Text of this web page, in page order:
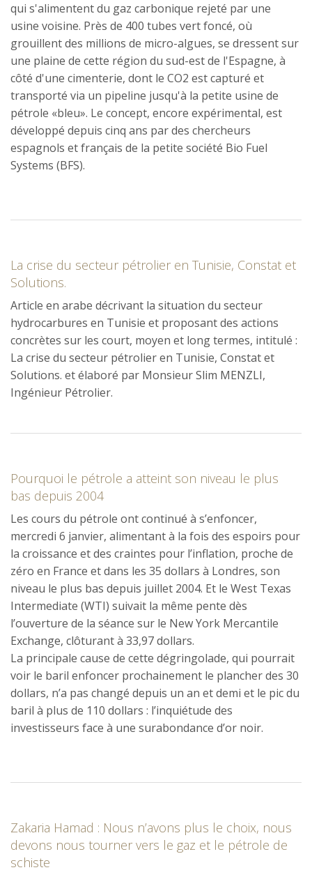
qui s'alimentent du gaz carbonique rejeté par une
usine voisine. Près de 400 tubes vert foncé, où
grouillent des millions de micro-algues, se dressent sur
une plaine de cette région du sud-est de l'Espagne, à
côté d'une cimenterie, dont le CO2 est capturé et
transporté via un pipeline jusqu'à la petite usine de
pétrole «bleu». Le concept, encore expérimental, est
développé depuis cinq ans par des chercheurs
espagnols et français de la petite société Bio Fuel
Systems (BFS).
La crise du secteur pétrolier en Tunisie, Constat et
Solutions.
Article en arabe décrivant la situation du secteur
hydrocarbures en Tunisie et proposant des actions
concrètes sur les court, moyen et long termes, intitulé :
La crise du secteur pétrolier en Tunisie, Constat et
Solutions. et élaboré par Monsieur Slim MENZLI,
Ingénieur Pétrolier.
Pourquoi le pétrole a atteint son niveau le plus
bas depuis 2004
Les cours du pétrole ont continué à s’enfoncer,
mercredi 6 janvier, alimentant à la fois des espoirs pour
la croissance et des craintes pour l’inflation, proche de
zéro en France et dans les 35 dollars à Londres, son
niveau le plus bas depuis juillet 2004. Et le West Texas
Intermediate (WTI) suivait la même pente dès
l’ouverture de la séance sur le New York Mercantile
Exchange, clôturant à 33,97 dollars.
La principale cause de cette dégringolade, qui pourrait
voir le baril enfoncer prochainement le plancher des 30
dollars, n’a pas changé depuis un an et demi et le pic du
baril à plus de 110 dollars : l’inquiétude des
investisseurs face à une surabondance d’or noir.
Zakaria Hamad : Nous n’avons plus le choix, nous
devons nous tourner vers le gaz et le pétrole de
schiste